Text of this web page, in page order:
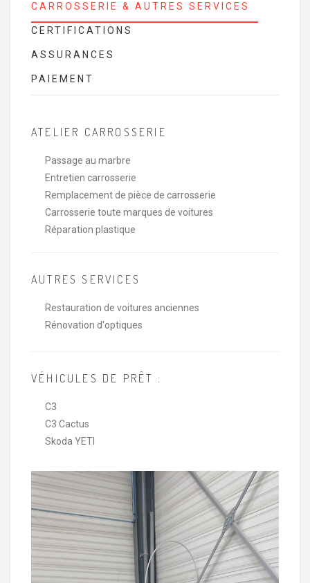
CARROSSERIE & AUTRES SERVICES
CERTIFICATIONS
ASSURANCES
PAIEMENT
ATELIER CARROSSERIE
Passage au marbre
Entretien carrosserie
Remplacement de pièce de carrosserie
Carrosserie toute marques de voitures
Réparation plastique
AUTRES SERVICES
Restauration de voitures anciennes
Rénovation d'optiques
VÉHICULES DE PRÊT :
C3
C3 Cactus
Skoda YETI